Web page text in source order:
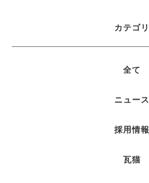
カテゴリ
全て
ニュース
採用情報
瓦猫